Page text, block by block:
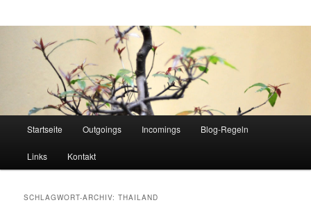
Startseite Outgoings Incomings Blog-Regeln
Links Kontakt
SCHLAGWORT-ARCHIV:THAILAND